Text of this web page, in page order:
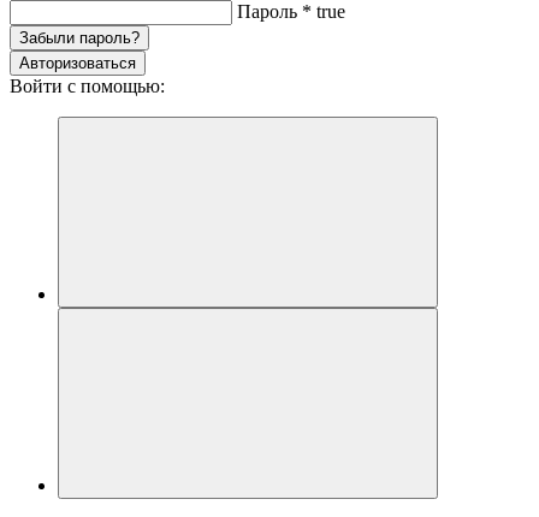
Пароль * true
Забыли пароль?
Авторизоваться
Войти с помощью: